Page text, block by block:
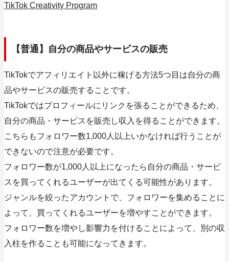
TikTok Creativity Program
【普通】自分の商品やサービスの販売
TikTokでアフィリエイト以外に稼げる方法5つ目は自分の商
品やサービスの販売することです。
TikTokではプロフィールにリンクを張ることができるため、
自分の商品・サービスを販売し収入を得ることができます。
こちらもフォロワー数1,000人以上いかなければ行うことが
できないので注意が必要です。
フォロワー数が1,000人以上になったら自分の商品・サービ
スを買ってくれるユーザーが出てくる可能性があります。
ジャンルを絞ったアカウントで、フォロワーを集めることに
よって、買ってくれるユーザーを増やすことができます。
フォロワー数を増やし影響力を付けることによって、別の収
入柱を作ることも可能になってきます。